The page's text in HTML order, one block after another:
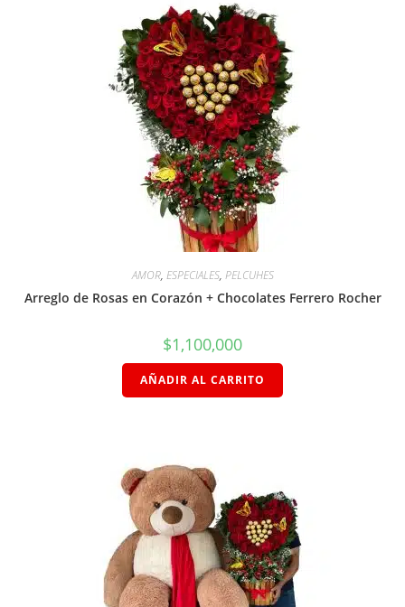
AMOR, ESPECIALES, PELCUHES
Arreglo de Rosas en Corazón + Chocolates Ferrero Rocher
$1,100,000
AÑADIR AL CARRITO